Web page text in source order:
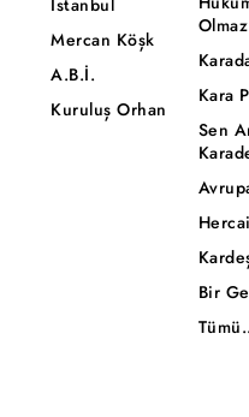
Mercan Köşk
A.B.İ.
Kuruluş Orhan
Olmaz
Kara
Sen
Hercai
Bir
Tümü..